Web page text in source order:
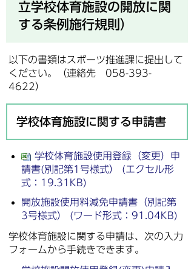
立学校体育施設の開放に関
する条例施行規則）
以下の書類はスポーツ推進課に提出して
ください。（連絡先 058-393-
4622）
学校体育施設に関する申請書
学校体育施設使用登録（変更）申
請書(別記第1号様式） (エクセル形
式：19.31KB)
開放施設使用料減免申請書（別記第
3号様式） (ワード形式：91.04KB)
学校体育施設に関する申請は、次の入力
フォームから手続きできます。